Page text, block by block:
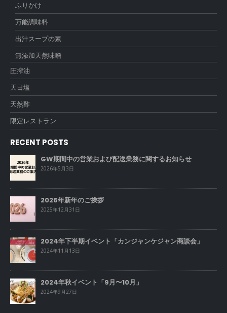
ふりかけ
万能調味料
出汁スープの素
無添加天然味噌
圧搾油
天日塩
天然酢
限定レストラン
RECENT POSTS
GW期間中の営業および配送業務に関するお知らせ
2026年5月3日
2026年新年のご挨拶
2025年12月31日
2024年下半期イベント「カンジャンケジャン商談会」
2024年11月13日
2024年秋イベント「9月〜10月」
2024年9月27日